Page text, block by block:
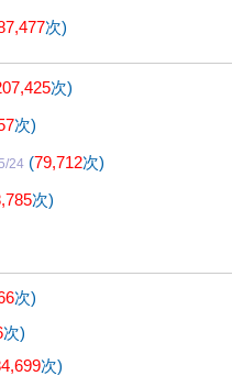
次)
次)
次)
24 (79,712次)
次)
次)
次)
次)